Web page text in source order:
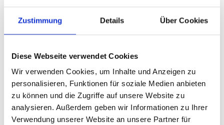
Zustimmung Details Über Cookies
Diese Webseite verwendet Cookies
Wir verwenden Cookies, um Inhalte und Anzeigen zu
personalisieren, Funktionen für soziale Medien anbieten
zu können und die Zugriffe auf unsere Website zu
analysieren. Außerdem geben wir Informationen zu Ihrer
Verwendung unserer Website an unsere Partner für
32 Varianten
Auf Lager
Lager anzeigen
Print